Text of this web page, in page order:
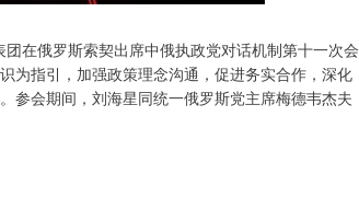
在俄罗斯索契出席中俄执政党对话机制第十一次会
为指引，加强政策理念沟通，促进务实合作，深化
参会期间，刘海星同统一俄罗斯党主席梅德韦杰夫